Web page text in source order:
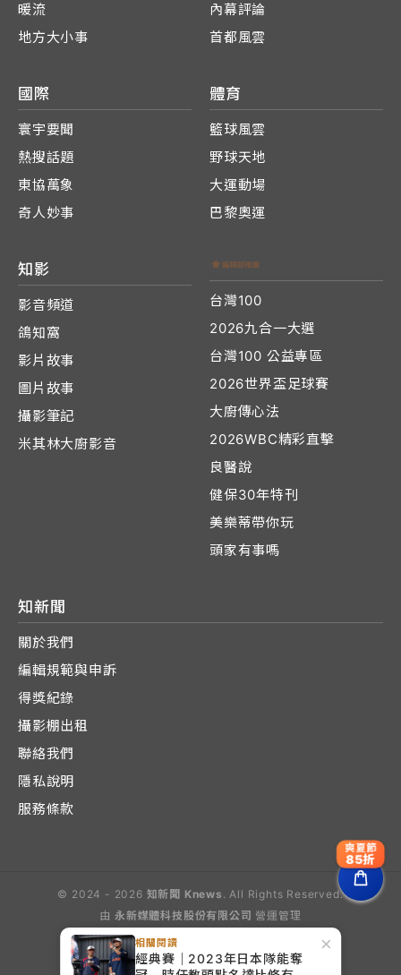
×
相關閱讀
經典賽｜2023年日本隊能奪
暖流
地方大小事
內幕評論
首都風雲
國際
寰宇要聞
熱搜話題
東協萬象
奇人妙事
體育
籃球風雲
野球天地
大運動場
巴黎奧運
知影
影音頻道
鴿知窩
影片故事
圖片故事
攝影筆記
米其林大廚影音
台灣100
2026九合一大選
台灣100 公益專區
2026世界盃足球賽
大廚傳心法
2026WBC精彩直擊
良醫說
健保30年特刊
美樂蒂帶你玩
頭家有事嗎
知新聞
關於我們
編輯規範與申訴
得獎紀錄
攝影棚出租
聯絡我們
隱私說明
服務條款
© 2024 - 2026 知新聞 Knews . All Rights Reserved.
由 永新媒體科技股份有限公司 營運管理
Operated by E-Lite Media Co., Ltd.
爽夏節
85折